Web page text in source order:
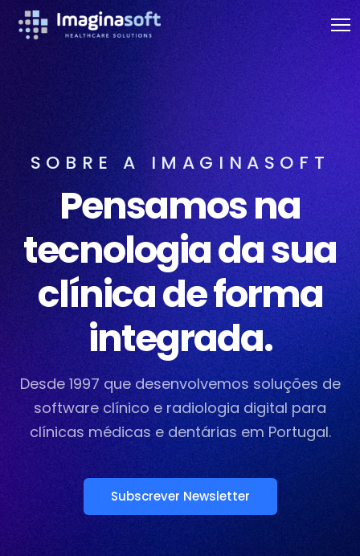
SOBRE A IMAGINASOFT
Pensamos na
tecnologia da sua
clínica de forma
integrada.
Desde 1997 que desenvolvemos soluções de
software clínico e radiologia digital para
clínicas médicas e dentárias em Portugal.
Subscrever Newsletter